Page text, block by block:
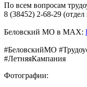
По всем вопросам
8 (38452) 2-68-29
Беловский МО в МАХ:
#БеловскийМО
#ЛетняяКампания
Фотографии: